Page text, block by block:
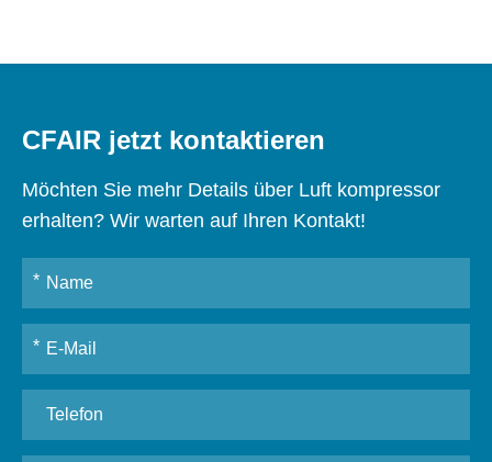
CFAIR jetzt kontaktieren
Möchten Sie mehr Details über Luft kompressor
erhalten? Wir warten auf Ihren Kontakt!